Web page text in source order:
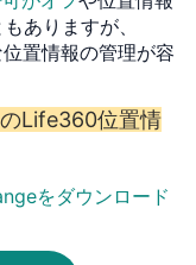
ありますが、
置情報の管理が容
Life360位置情
をダウンロード